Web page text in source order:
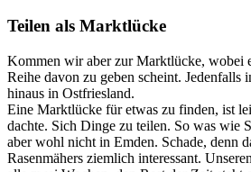
Teilen als Marktlücke
Kommen wir aber zur Marktlücke, wobei
Reihe davon zu geben scheint. Jedenfalls
hinaus in Ostfriesland.
Eine Marktlücke für etwas zu finden, ist
dachte. Sich Dinge zu teilen. So was wie
aber wohl nicht in Emden. Schade, denn
Rasenmähers ziemlich interessant.